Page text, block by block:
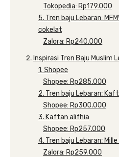
Tokopedia: Rp179.000
5. Tren baju Lebaran:
cokelat
Zalora: Rp240.000
Inspirasi Tren Baju Muslim
1. Shopee
Shopee: Rp285.000
2. Tren baju Lebaran:
Shopee: Rp300.000
3. Kaftan alifhia
Shopee: Rp257.000
4. Tren baju Lebaran:
Zalora: Rp259.000